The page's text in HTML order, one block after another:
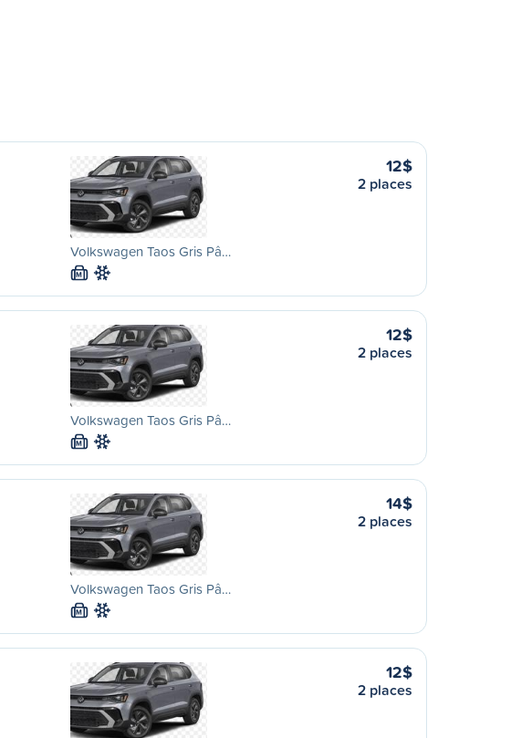
Volkswagen Taos Gris Pâ…
M
12$
2 places
Volkswagen Taos Gris Pâ…
M
12$
2 places
Volkswagen Taos Gris Pâ…
M
14$
2 places
12$
2 places